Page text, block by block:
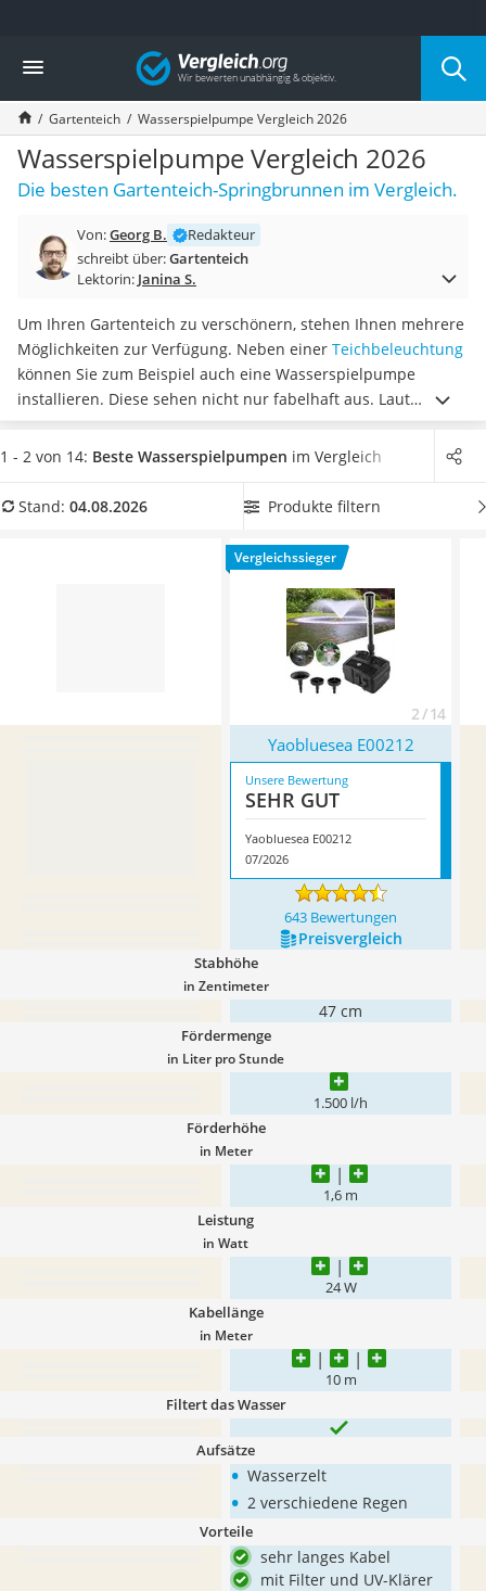
Die beliebtesten Vergleiche nach Kategorie
Baumarkt
Tresor feuerfest
Makita-Akku-Rasenmäher
Kappsäge
Smartes Türschloss
Akku-Rasentrimmer
Feuchtigkeitsmessgerät
Split-Klimaanlage 2 Innengeräte
Pelletofen
Tiefbrunnenpumpe
Fliesenschneider
Hochdruckreiniger
Doppelschleifer
Überwachungskamera
Benzinrasenmäher mit Elektrostart
Löschdecke
Vergleich
Gartenteich Wasserspielpumpe Vergleich 2026
Wasserspielpumpe Vergleich 2026
Die besten Gartenteich-Springbrunnen im Vergleich.
Von:Georg B.
Redakteur
schreibt über:Gartenteich
Lektorin: Janina S.
Um Ihren Gartenteich zu verschönern, stehen Ihnen mehrere
Möglichkeiten zur Verfügung. Neben einer Teichbeleuchtung
können Sie zum Beispiel auch eine Wasserspielpumpe
installieren. Diese sehen nicht nur fabelhaft aus. Laut
gängigen Online-Testshalten sie auch das Wasser rein und
sauber. Wählen Sie jetzt aus unserer Vergleichstabelle
eine
Fontäne nach Wunsch und Vorliebe ändern zu können.
mit seinen Eigenschaften.
1 - 2 von 14: Beste Wasserspielpumpen im Vergleich
Stand: 04.08.2026 Produkte filtern
Vergleichssieger
2 / 14
Yaobluesea E00212
Unsere Bewertung
SEHR GUT
Yaobluesea E00212
07/2026
643 Bewertungen
Preis­vergleich
Stabhöhe
in Zentimeter
47 cm
Fördermenge
in Liter pro Stunde
1.500 l/h
Förderhöhe
in Meter
1,6 m
Leistung
in Watt
24 W
Kabellänge
in Meter
10 m
Filtert das Wasser
Aufsätze
• Wasserzelt
• 2 verschiedene Regen
Vorteile
sehr langes Kabel
mit Filter und UV-Klärer